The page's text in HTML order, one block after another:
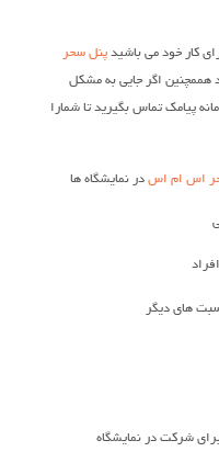
کار خود می باشیدپنل سحر
اگر جایی به مشکل
پیامک تماس بگیرید تا شمارا
اس ام اسدر نمایشگاه ها
های دیگر
شرکت در نمایشگاه